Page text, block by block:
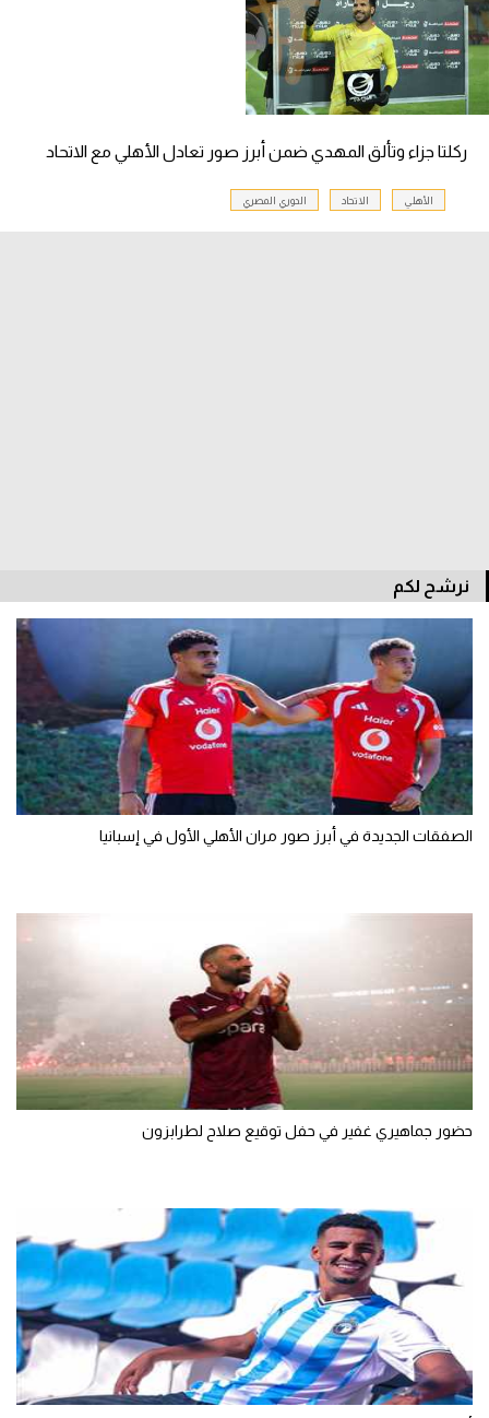
ركلتا جزاء وتألق المهدي ضمن أبرز صور تعادل الأهلي مع الاتحاد
الأهلي الاتحاد الدوري المصري
نرشح لكم
الصفقات الجديدة في أبرز صور مران الأهلي الأول في إسبانيا
حضور جماهيري غفير في حفل توقيع صلاح لطرابزون